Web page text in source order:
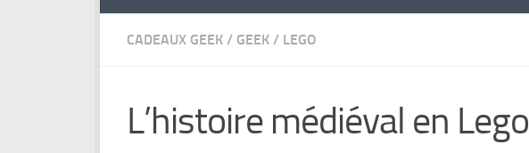
CADEAUX GEEK / GEEK / LEGO
L’histoire médiéval en Lego